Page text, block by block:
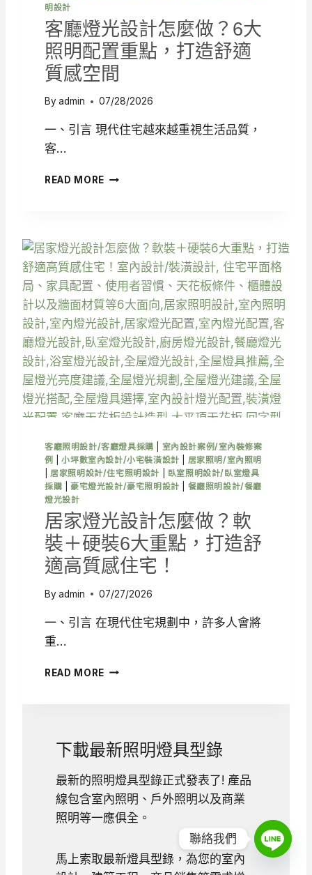
翻
車
案
例
解
明設計
客廳燈光設計怎麼做？6大
照明配置重點，打造舒適
質感空間
Byadmin 07/28/2026
一、引言 現代住宅越來越重視生活品質，
客…
READ MORE
計
怎
麼
做
？
6
大
明
配
置
重
，
打
造
舒
質
感
空
間
客廳照明設計/客廳燈具採購
室內設計案例/室內裝修案
例
|小坪數室內設計/小宅裝潢設計
居家照明/室內照明
|居家照明設計/住宅照明設計
臥室照明設計/臥室燈具
採購
豪宅燈光設計/豪宅照明設計
餐廳照明設計/餐廳
燈光設計
居家燈光設計怎麼做？軟
裝＋硬裝6大重點，打造舒
適高質感住宅！
Byadmin 07/27/2026
一、引言 在現代住宅規劃中，許多人會將
重…
READ MORE 居
計
怎
做
？
軟
硬
下載最新照明燈具型錄
最新的照明燈具型錄正式發表了! 產品
線包含室內照明、戶外照明以及商業
照明等一應俱全。
馬上索取最新燈具型錄，為您的室內
聯絡我們